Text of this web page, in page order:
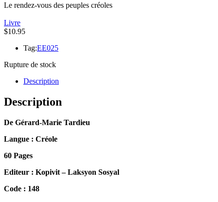
Le rendez-vous des peuples créoles
Livre
$10.95
Tag:EE025
Rupture de stock
Description
Description
De Gérard-Marie Tardieu
Langue : Créole
60 Pages
Editeur : Kopivit – Laksyon Sosyal
Code : 148